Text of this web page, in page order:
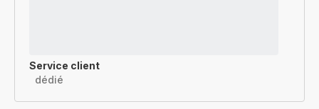
Service client
dédié